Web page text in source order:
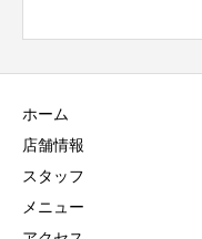
ホーム
店舗情報
スタッフ
メニュー